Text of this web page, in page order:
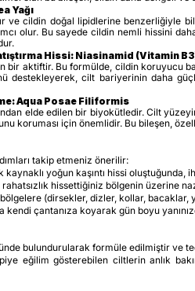
Yağı
ve cildin doğal lipidlerine
olur. Bu sayede cildin nemli hissini
Hissi: Niasinamid (Vitamin
bir aktiftir. Bu formülde, cildin koruyucu
cilt bariyerinin daha
Aqua Posae Filiformis
elde edilen bir biyokütledir. Cilt
koruması için önemlidir. Bu bileşen,
takip etmeniz önerilir:
yoğun kaşıntı hissi oluştuğunda,
hissettiğiniz bölgenin üzerine
(dirsekler, dizler, kollar,
kendi çantanıza koyarak gün boyu
bulundurularak formüle edilmiştir ve
eğilim gösterebilen ciltlerin anlık